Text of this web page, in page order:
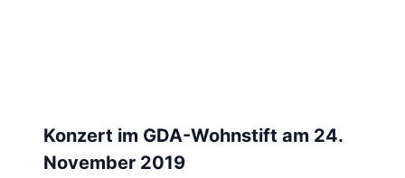
Konzert im GDA-Wohnstift am 24.
November 2019